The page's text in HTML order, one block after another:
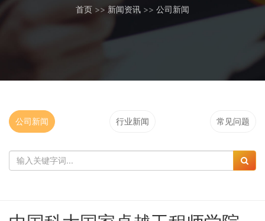
首页 >> 新闻资讯 >> 公司新闻
公司新闻 行业新闻 常见问题